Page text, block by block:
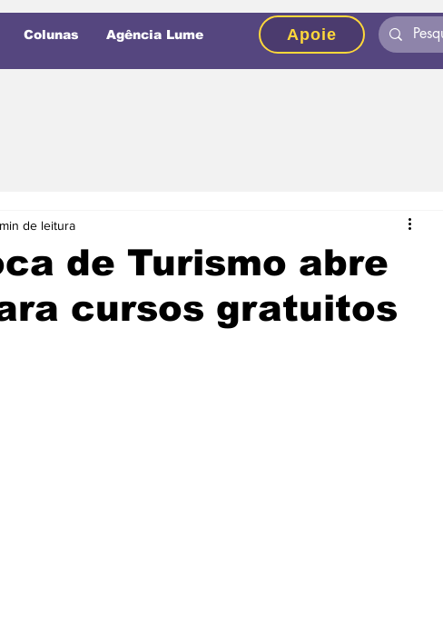
Colunas Agência Lume Apoie
de Turismo abre
cursos gratuitos
de leitura